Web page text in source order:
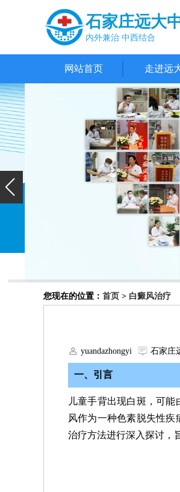
石家庄远大
内外兼治 中西结合
网站首页 走进远
您现在的位置： 首页 > 白癜风治疗
yuandazhongyi 石家庄
一、引言
儿童手背出现白斑，可
风作为一种色素脱失性
治疗方法进行深入探讨，